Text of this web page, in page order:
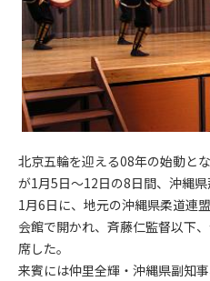
北京五輪を迎える08年の始動と
が1月5日～12日の8日間、沖縄県
1月6日に、地元の沖縄県柔道連
会館で開かれ、斉藤仁監督以下
席した。
来賓には仲里全輝・沖縄県副知